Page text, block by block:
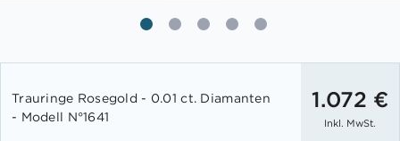
der
Bildgalerie
Trauringe Rosegold - 0.01 ct. Diamanten
- Modell N°1641
1.072 €
Inkl. MwSt.